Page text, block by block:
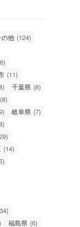
の他 (124)
(11)
千葉県 (8)
(8)
岐阜県 (7)
(14)
福島県 (6)